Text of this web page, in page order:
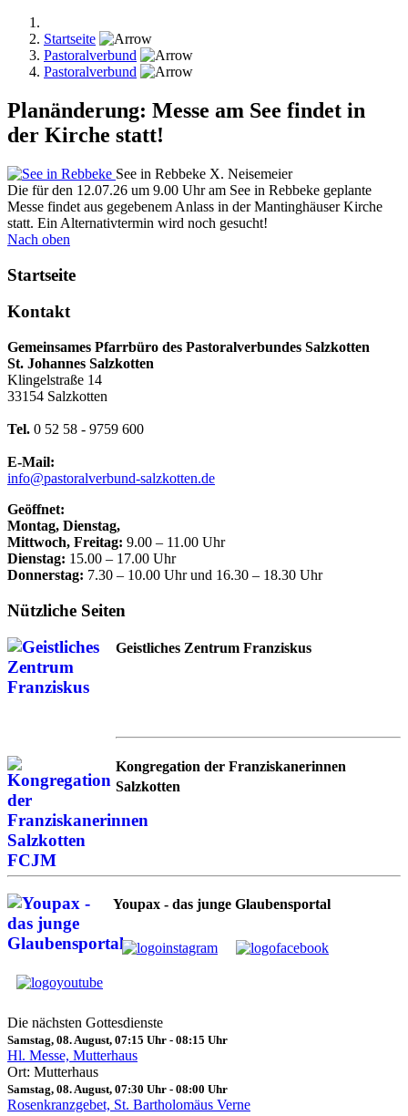
Startseite
Pastoralverbund
Pastoralverbund
Planänderung: Messe am See findet in
der Kirche statt!
See in Rebbeke X. Neisemeier
Die für den 12.07.26 um 9.00 Uhr am See in Rebbeke geplante
Messe findet aus gegebenem Anlass in der Mantinghäuser Kirche
statt. Ein Alternativtermin wird noch gesucht!
Nach oben
Startseite
Kontakt
Gemeinsames Pfarrbüro des Pastoralverbundes Salzkotten
St. Johannes Salzkotten
Klingelstraße 14
33154 Salzkotten
Tel. 0 52 58 - 9759 600
E-Mail:
info@pastoralverbund-salzkotten.de
Geöffnet:
Montag, Dienstag,
Mittwoch, Freitag: 9.00 – 11.00 Uhr
Dienstag: 15.00 – 17.00 Uhr
Donnerstag: 7.30 – 10.00 Uhr und 16.30 – 18.30 Uhr
Nützliche Seiten
Geistliches Zentrum Franziskus
Kongregation der Franziskanerinnen
Salzkotten
Youpax - das junge Glaubensportal
Die nächsten Gottesdienste
Samstag, 08. August, 07:15 Uhr - 08:15 Uhr
Hl. Messe, Mutterhaus
Ort: Mutterhaus
Samstag, 08. August, 07:30 Uhr - 08:00 Uhr
Rosenkranzgebet, St. Bartholomäus Verne